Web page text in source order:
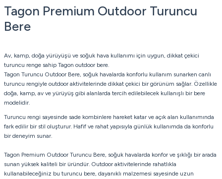
Tagon Premium Outdoor Turuncu
Bere
Av, kamp, doğa yürüyüşü ve soğuk hava kullanımı için uygun, dikkat çekici
turuncu renge sahip Tagon outdoor bere.
Tagon Turuncu Outdoor Bere, soğuk havalarda konforlu kullanım sunarken canlı
turuncu rengiyle outdoor aktivitelerinde dikkat çekici bir görünüm sağlar. Özellikle
doğa, kamp, av ve yürüyüş gibi alanlarda tercih edilebilecek kullanışlı bir bere
modelidir.
Turuncu rengi sayesinde sade kombinlere hareket katar ve açık alan kullanımında
fark edilir bir stil oluşturur. Hafif ve rahat yapısıyla günlük kullanımda da konforlu
bir deneyim sunar.
Tagon Premium Outdoor Turuncu Bere, soğuk havalarda konfor ve şıklığı bir arada
sunan yüksek kaliteli bir üründür. Outdoor aktivitelerinde rahatlıkla
kullanabileceğiniz bu turuncu bere, dayanıklı malzemesi sayesinde uzun